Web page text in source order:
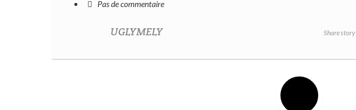
Pas de commentaire
UGLYMELY Share story